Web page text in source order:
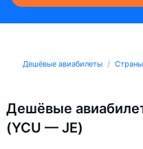
Дешёвые авиабилеты Страны
Дешёвые
(YCU — JE)